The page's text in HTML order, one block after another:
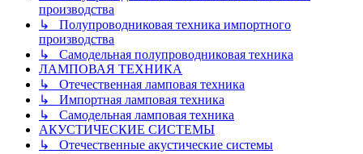
производства
↳ Полупроводниковая техника импортного
производства
↳ Самодельная полупроводниковая техника
ЛАМПОВАЯ ТЕХНИКА
↳ Отечественная ламповая техника
↳ Импортная ламповая техника
↳ Самодельная ламповая техника
АКУСТИЧЕСКИЕ СИСТЕМЫ
↳ Отечественные акустические системы